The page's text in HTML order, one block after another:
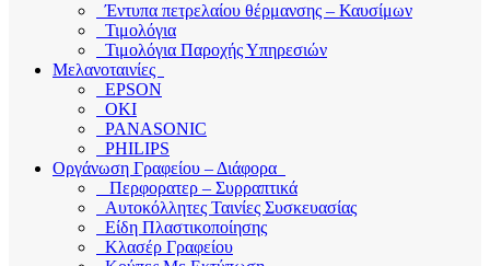
Έντυπα πετρελαίου θέρμανσης – Καυσίμων
Τιμολόγια
Τιμολόγια Παροχής Υπηρεσιών
Μελανοταινίες
EPSON
OKI
PANASONIC
PHILIPS
Οργάνωση Γραφείου – Διάφορα
Περφορατερ – Συρραπτικά
Αυτοκόλλητες Ταινίες Συσκευασίας
Είδη Πλαστικοποίησης
Κλασέρ Γραφείου